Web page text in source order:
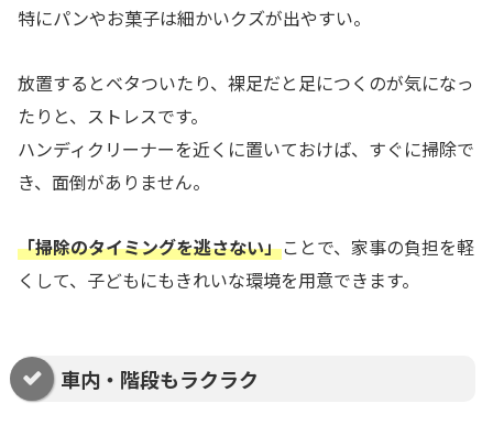
特にパンやお菓子は細かいクズが出やすい。
放置するとベタついたり、裸足だと足につくのが気になっ
たりと、ストレスです。
ハンディクリーナーを近くに置いておけば、すぐに掃除で
き、面倒がありません。
「掃除のタイミングを逃さない」ことで、家事の負担を軽
くして、子どもにもきれいな環境を用意できます。
車内・階段もラクラク